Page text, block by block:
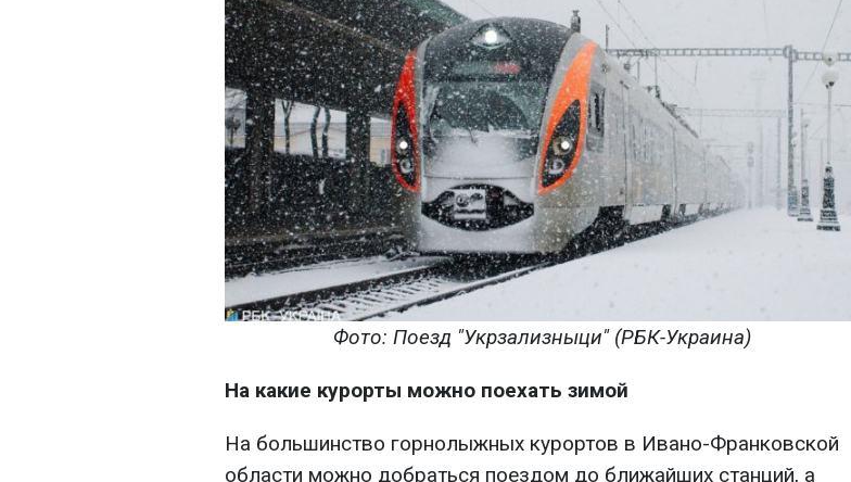
Фото: Поезд "Укрзализныци" (РБК-Украина)
На какие курорты можно поехать зимой
На большинство горнолыжных курортов в Ивано-Франковской
области можно добраться поездом до ближайших станций, а